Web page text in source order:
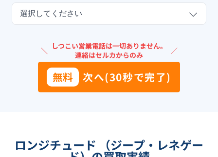
選択してください
＼ しつこい営業電話は一切ありません。
連絡はセルカからのみ
／
無料 次へ(30秒で完了)
ロンジチュード （ジープ・レネゲー